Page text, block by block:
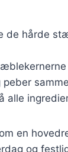
de hårde
alle
en
og